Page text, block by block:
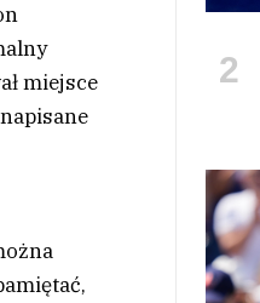
miejsce